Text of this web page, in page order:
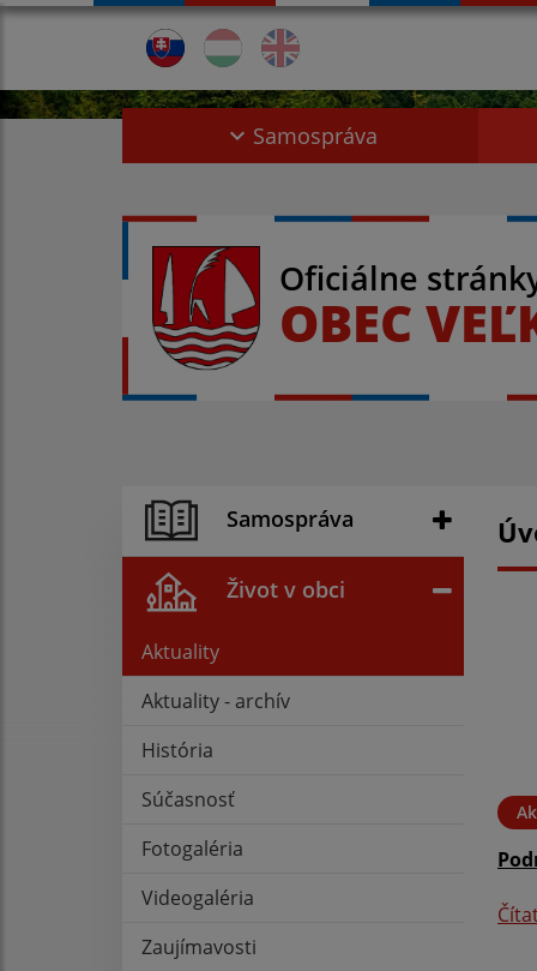
Samospráva
Oficiálne
OBEC
Samospráva
Život v obci
Aktuality
Aktuality - archív
História
Súčasnosť
Fotogaléria
Videogaléria
Zaujímavosti